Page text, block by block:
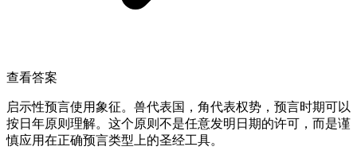
查看答案
启示性预言使用象征。兽代表国，角代表权势，预言时期可以
按日年原则理解。这个原则不是任意发明日期的许可，而是谨
慎应用在正确预言类型上的圣经工具。